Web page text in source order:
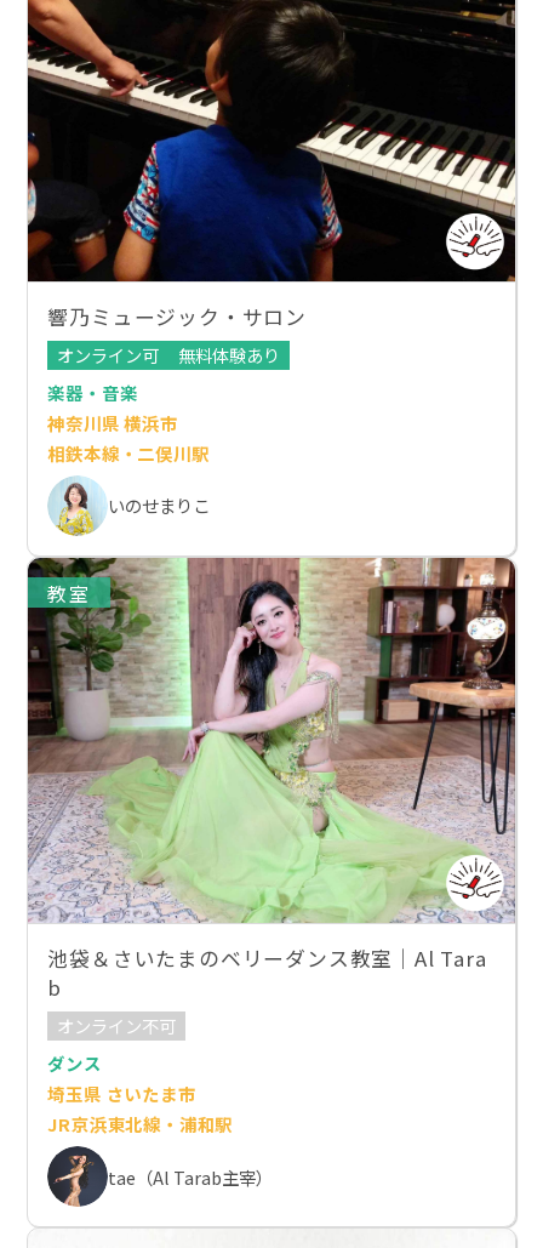
響乃ミュージック・サロン
オンライン可
無料体験あり
楽器・音楽
神奈川県 横浜市
相鉄本線・二俣川駅
いのせまりこ
教室
池袋＆さいたまのベリーダンス教室｜Al Tara
b
オンライン不可
ダンス
埼玉県 さいたま市
JR京浜東北線・浦和駅
tae（Al Tarab主宰）